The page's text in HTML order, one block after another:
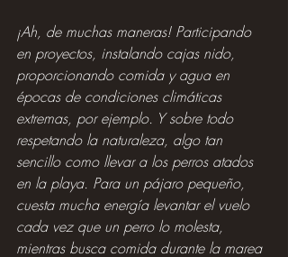
¡Ah, de muchas maneras! Participando
en proyectos, instalando cajas nido,
proporcionando comida y agua en
épocas de condiciones climáticas
extremas, por ejemplo. Y sobre todo
respetando la naturaleza, algo tan
sencillo como llevar a los perros atados
en la playa. Para un pájaro pequeño,
cuesta mucha energía levantar el vuelo
cada vez que un perro lo molesta,
mientras busca comida durante la marea